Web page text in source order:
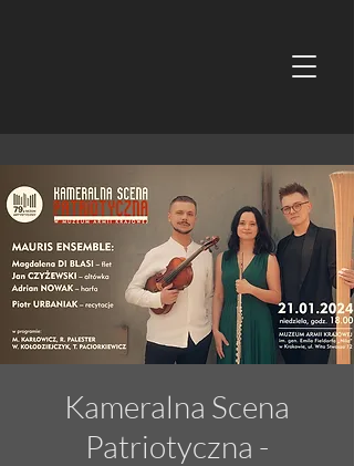
Kameralna Scena
Patriotyczna -